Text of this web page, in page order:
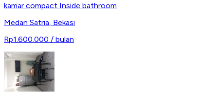
kamar compact Inside bathroom
Medan Satria, Bekasi
Rp1.600.000 / bulan